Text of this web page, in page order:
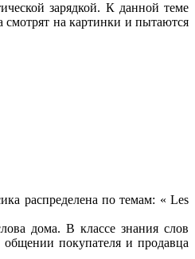
зарядкой. К данной теме
на картинки и пытаются
распределена по темам: « Les
дома. В классе знания слов
покупателя и продавца